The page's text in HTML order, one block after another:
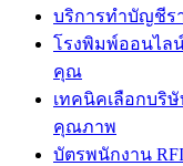
บริการทำบัญชีร
โรงพิมพ์ออนไล
คุณ
เทคนิคเลือกบริษั
คุณภาพ
บัตรพนักงาน